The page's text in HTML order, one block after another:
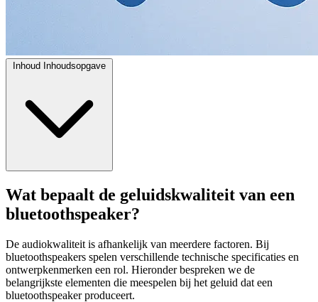
Inhoud Inhoudsopgave
Wat bepaalt de geluidskwaliteit van een
bluetoothspeaker?
De audiokwaliteit is afhankelijk van meerdere factoren. Bij
bluetoothspeakers spelen verschillende technische specificaties en
ontwerpkenmerken een rol. Hieronder bespreken we de
belangrijkste elementen die meespelen bij het geluid dat een
bluetoothspeaker produceert.